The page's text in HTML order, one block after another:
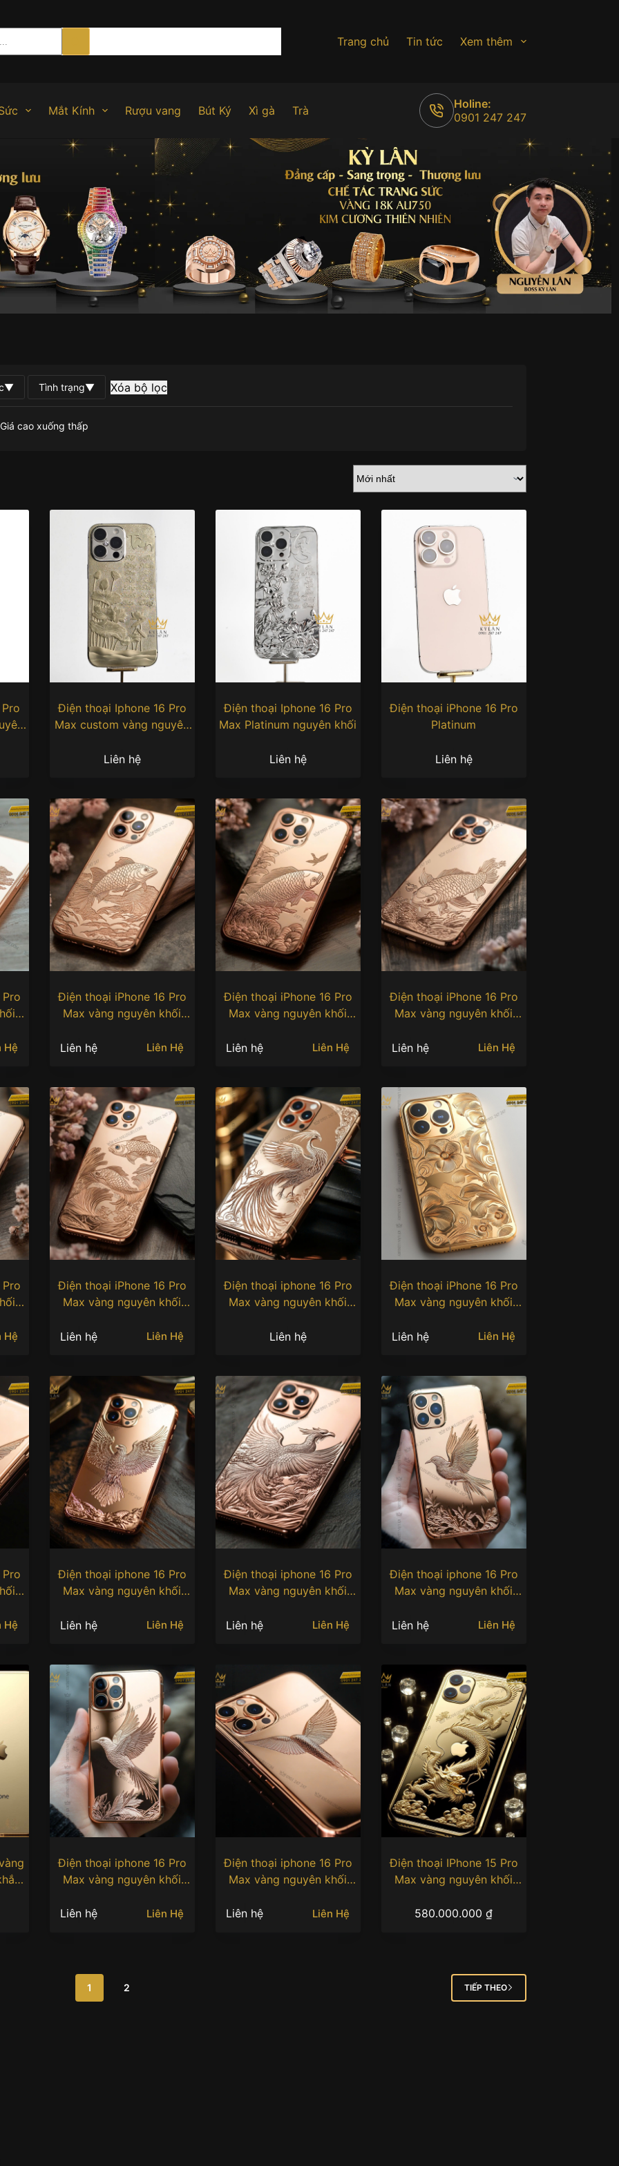
Trang chủ Tin tức Xem thêm
Mắt Kính Rượu vang Bút Ký Xì gà Trà
Holine:
0901 247 247
▼ Tình trạng▼ Xóa bộ lọc
Giá cao xuống thấp
Điện thoại Iphone 16 Pro
Max custom vàng nguyên
Liên hệ
Điện thoại Iphone 16 Pro
Max Platinum nguyên khối
Liên hệ
Điện thoại iPhone 16 Pro
Platinum
Liên hệ
Hệ
Điện thoại iPhone 16 Pro
Max vàng nguyên khối
Liên hệ
Liên Hệ
Điện thoại iPhone 16 Pro
Max vàng nguyên khối
Liên hệ
Liên Hệ
Điện thoại iPhone 16 Pro
Max vàng nguyên khối
Liên hệ
Liên Hệ
Hệ
Điện thoại iPhone 16 Pro
Max vàng nguyên khối
Liên hệ
Liên Hệ
Điện thoại iphone 16 Pro
Max vàng nguyên khối
hoàng
Liên hệ
Điện thoại iPhone 16 Pro
Max vàng nguyên khối
Liên hệ Liên Hệ
Hệ
Điện thoại iphone 16 Pro
Max vàng nguyên khối
Liên hệ Liên Hệ
Điện thoại iphone 16 Pro
Max vàng nguyên khối
Liên hệ Liên Hệ
Điện thoại iphone 16 Pro
Max vàng nguyên khối
Liên hệ Liên Hệ
Điện thoại iphone 16 Pro
Max vàng nguyên khối
Liên hệ Liên Hệ
Điện thoại iphone 16 Pro
Max vàng nguyên khối
Liên hệ Liên Hệ
Điện thoại IPhone 15 Pro
Max vàng nguyên khối
ngậm ngọc
580.000.000₫
1 2 TIẾP THEO